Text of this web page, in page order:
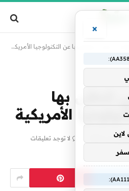
تتخلى بها أوروبا عن التكنولوجيا الأمريكية
تتخلى بها
الأمريكية
لا توجد تعليقات
×